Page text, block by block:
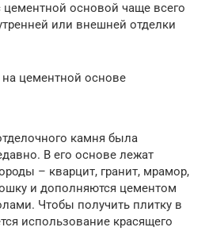
основой чаще всего
или внешней отделки
цементной основе
камня была
В его основе лежат
– кварцит, гранит, мрамор,
и дополняются цементом
Чтобы получить плитку в
использование красящего